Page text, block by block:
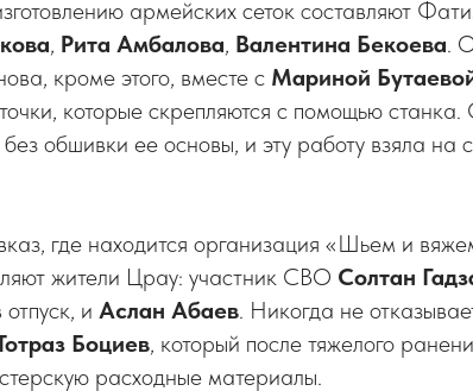
армейских сеток составляют
, Рита Амбалова, Валентина Бекоева.
кроме этого, вместе с Мариной
которые скрепляются с помощью станка.
обшивки ее основы, и эту работу взяла на
где находится организация «Шьем и
жители Црау: участник СВО Солтан
и Аслан Абаев. Никогда не
Боциев, который после тяжелого
расходные материалы.